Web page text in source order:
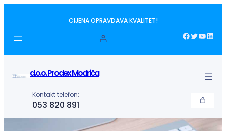
sadržaj
CIJENA OPRAVDAVA KVALITET!
Facebook Twitter YouTube LinkedIn
d.o.o. Prodex Modriča
Kontakt telefon:
053 820 891